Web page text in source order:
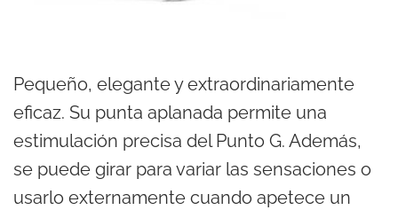
Pequeño, elegante y extraordinariamente
eficaz. Su punta aplanada permite una
estimulación precisa del Punto G. Además,
se puede girar para variar las sensaciones o
usarlo externamente cuando apetece un